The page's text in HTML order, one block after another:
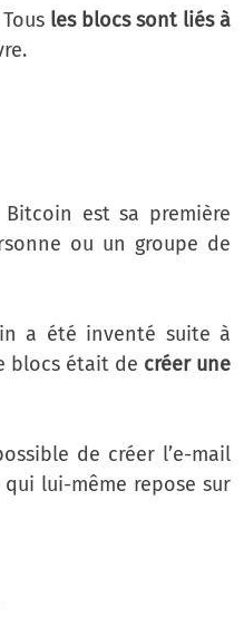
les blocs sont liés à
est sa première
ou un groupe de
a été inventé suite à
blocs était de créer une
de créer l’e-mail
qui lui-même repose sur